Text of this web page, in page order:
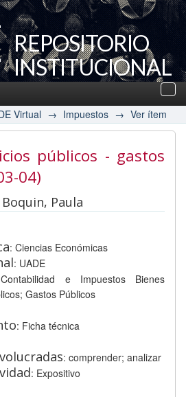
REPOSITORIO
INSTITUCIONAL
Virtual → Impuestos → Ver ítem
públicos - gastos
04)
Paula
: Ciencias Económicas
: UADE
e Impuestos Bienes
Gastos Públicos
: Ficha técnica
: comprender; analizar
: Expositivo